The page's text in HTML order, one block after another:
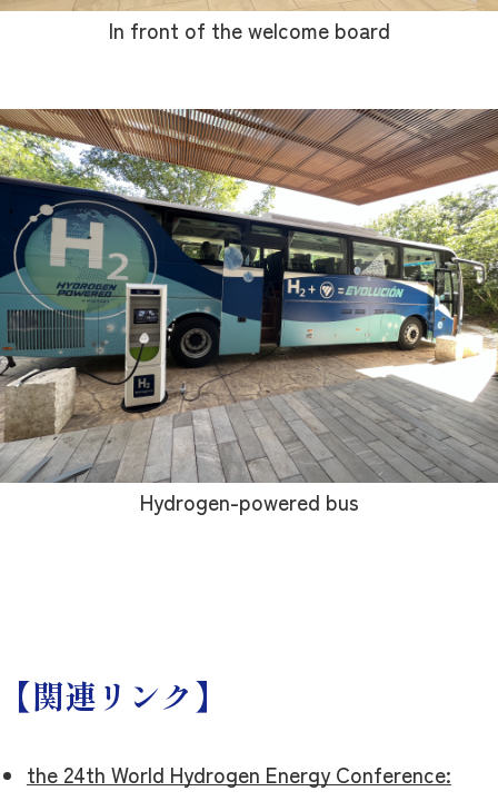
In front of the welcome board
Hydrogen-powered bus
【関連リンク】
the 24th World Hydrogen Energy Conference: